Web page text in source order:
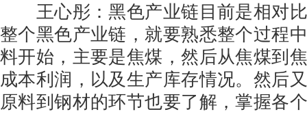
王心彤：黑色产业链目前是相对比
整个黑色产业链，就要熟悉整个过程
料开始，主要是焦煤，然后从焦煤到
成本利润，以及生产库存情况。然后
原料到钢材的环节也要了解，掌握各